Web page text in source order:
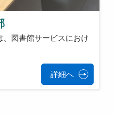
、図書館サービスにおけ
詳細へ